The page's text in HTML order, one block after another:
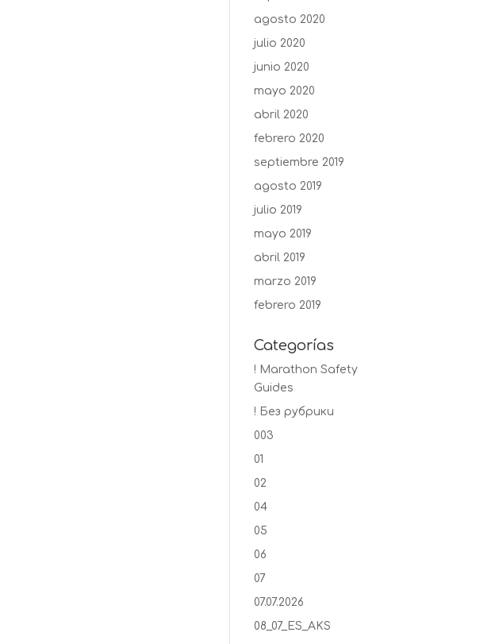
agosto 2020
julio 2020
junio 2020
mayo 2020
abril 2020
febrero 2020
septiembre 2019
agosto 2019
julio 2019
mayo 2019
abril 2019
marzo 2019
febrero 2019
Categorías
! Marathon Safety
Guides
! Без рубрики
003
01
02
04
05
06
07
07.07.2026
08_07_ES_AKS